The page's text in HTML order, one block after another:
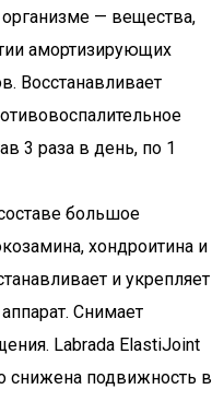
— вещества,
амортизирующих
Восстанавливает
3 раза в день, по 1
большое
хондроитина и
и укрепляет
Снимает
Labrada ElastiJoint
снижена подвижность в